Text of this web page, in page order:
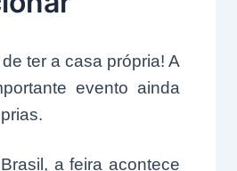
ter a casa própria! A
evento ainda
a feira acontece